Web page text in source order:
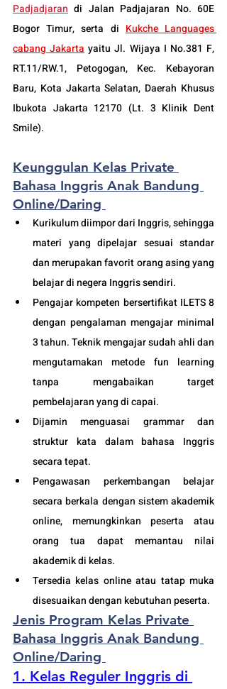
Padjadjaran di Jalan Padjajaran No. 60E
Bogor Timur, serta di Kukche Languages
cabang Jakarta yaitu Jl. Wijaya I No.381 F,
RT.11/RW.1, Petogogan, Kec. Kebayoran
Baru, Kota Jakarta Selatan, Daerah Khusus
Ibukota Jakarta 12170 (Lt. 3 Klinik Dent
Smile).
Keunggulan Kelas Private
Bahasa Inggris Anak Bandung
Online/Daring
Kurikulum diimpor dari Inggris, sehingga
materi yang dipelajar sesuai standar
dan merupakan favorit orang asing yang
belajar di negera Inggris sendiri.
Pengajar kompeten bersertifikat ILETS 8
dengan pengalaman mengajar minimal
3 tahun. Teknik mengajar sudah ahli dan
mengutamakan metode fun learning
tanpa mengabaikan target
pembelajaran yang di capai.
Dijamin menguasai grammar dan
struktur kata dalam bahasa Inggris
secara tepat.
Pengawasan perkembangan belajar
secara berkala dengan sistem akademik
online, memungkinkan peserta atau
orang tua dapat memantau nilai
akademik di kelas.
Tersedia kelas online atau tatap muka
disesuaikan dengan kebutuhan peserta.
Jenis Program Kelas Private
Bahasa Inggris Anak Bandung
Online/Daring
1. Kelas Reguler Inggris di